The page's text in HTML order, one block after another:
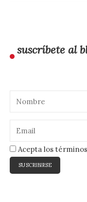
suscríbete al
Acepta los